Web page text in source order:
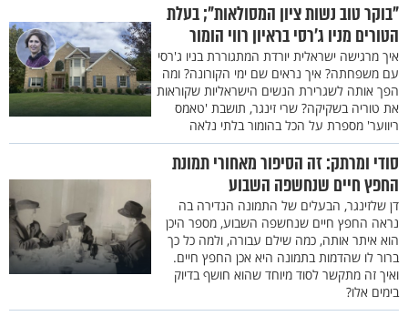
"בוקר טוב נשות ציון המסולאות"; בעלת
הטורים מניו ג’רסי בראיון רווי הומור
איך מרגישה ישראלית יורדת המתגוררת בניו ג'רסי
עם משפחתה? איך נראים שם ימי הקורונה? ומה
הפך אותה לשגרירת הנשים הישראליות שקוראות
את טוריה בשקיקה? שרי זינגר, תושבת 'טאמס
ריווער' מספרת על הכל בהומור בלתי נלאה
סודי ומרתק: זה הסיפור מאחורי תמונת
החפץ חיים שנחשפה השבוע
דן שלזינגר, הבעלים של התמונה הנדירה בה
נראה החפץ חיים שנחשפה השבוע, מספר היכן
הוא איתר אותה, כמה שילם עבורה, ולמה כל כך
ברור לו שהדמות בתמונה היא אכן החפץ חיים.
ואיך זה מתקשר לסוד מיוחד שהוא חושף בדיוק
בימים אלו?